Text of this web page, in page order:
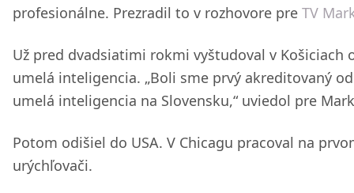
profesionálne. Prezradil to v rozhovore pre TV
Už pred dvadsiatimi rokmi vyštudoval v Košiciach
umelá inteligencia. „Boli sme prvý akreditovaný
umelá inteligencia na Slovensku,“ uviedol pre
Potom odišiel do USA. V Chicagu pracoval na
urýchľovači.